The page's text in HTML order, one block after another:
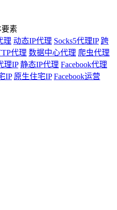
理 动态IP代理 Socks5代理IP 跨
代理 数据中心代理 爬虫代理
理IP 静态IP代理 Facebook代理
IP 原生住宅IP Facebook运营